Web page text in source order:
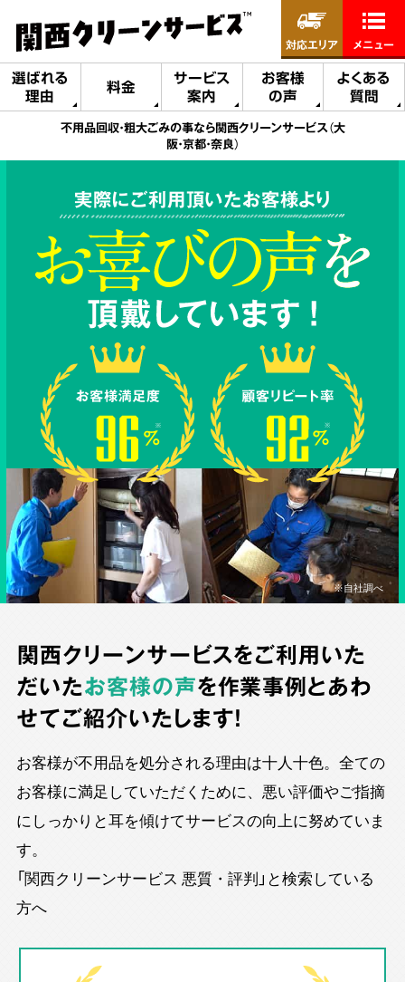
選ばれる
理由
料金
サービス
案内
お客様
の声
よくある
質問
対応エリア メニュー
不用品回収・粗大ごみの事なら関西クリーンサービス（大
阪・京都・奈良）
実際にご利用頂いたお客様より
※自社調べ
関西クリーンサービスをご利用いた
だいたお客様の声を作業事例とあわ
せてご紹介いたします！
お客様が不用品を処分される理由は十人十色。全ての
お客様に満足していただくために、悪い評価やご指摘
にしっかりと耳を傾けてサービスの向上に努めていま
す。
「関西クリーンサービス 悪質・評判」と検索している
方へ